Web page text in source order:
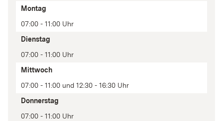
Tag
Zeit(en)
Anmerkung
Montag
07:00 - 11:00 Uhr
Dienstag
07:00 - 11:00 Uhr
Mittwoch
07:00 - 11:00 und 12:30 - 16:30 Uhr
Donnerstag
07:00 - 11:00 Uhr